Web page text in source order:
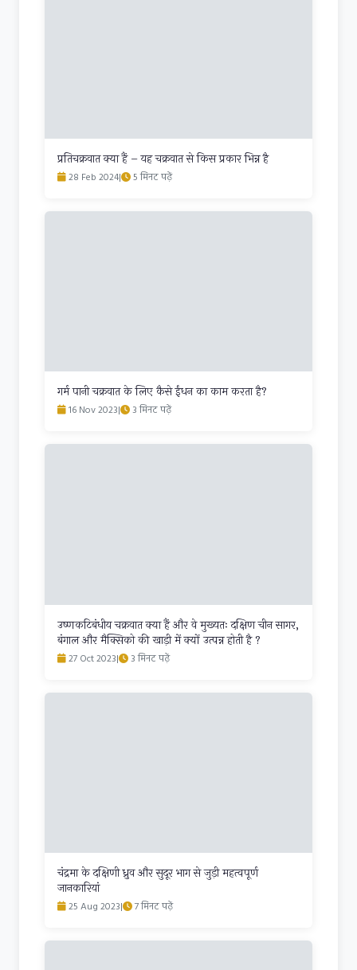
प्रतिचक्रवात क्या हैं – यह चक्रवात से किस प्रकार भिन्न है
28 Feb 2024| 5 मिनट पढ़ें
गर्म पानी चक्रवात के लिए कैसे ईंधन का काम करता है?
16 Nov 2023| 3 मिनट पढ़ें
उष्णकटिबंधीय चक्रवात क्या हैं और वे मुख्यतः दक्षिण चीन सागर,
बंगाल और मैक्सिको की खाड़ी में क्यों उत्पन्न होती है ?
27 Oct 2023| 3 मिनट पढ़ें
चंद्रमा के दक्षिणी ध्रुव और सुदूर भाग से जुड़ी महत्वपूर्ण
जानकारियां
25 Aug 2023| 7 मिनट पढ़ें